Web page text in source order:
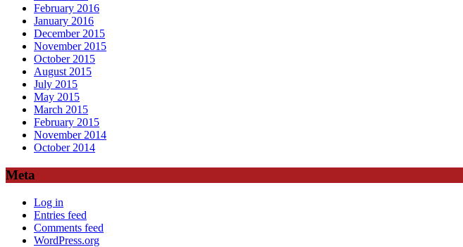
February 2016
January 2016
December 2015
November 2015
October 2015
August 2015
July 2015
May 2015
March 2015
February 2015
November 2014
October 2014
Meta
Log in
Entries feed
Comments feed
WordPress.org